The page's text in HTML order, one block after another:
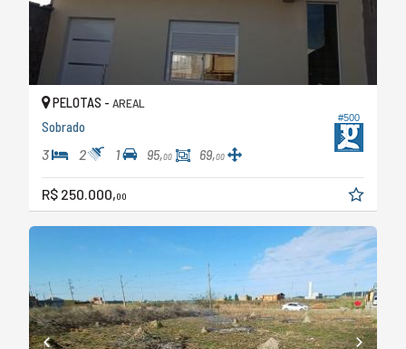
#500
PELOTAS - AREAL
Sobrado
3 2 1 95,00 69,00
R$ 250.000,00